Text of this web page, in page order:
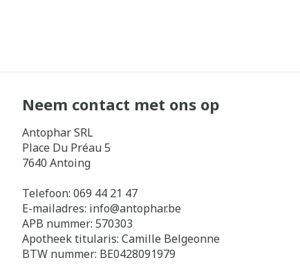
Neem contact met ons op
Antophar SRL
Place Du Préau 5
7640 Antoing
Telefoon: 069 44 21 47
E-mailadres: info@antophar.be
APB nummer: 570303
Apotheek titularis: Camille Belgeonne
BTW nummer: BE0428091979